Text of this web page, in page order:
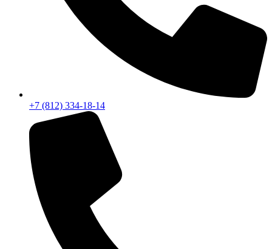
+7 (812) 334-18-14